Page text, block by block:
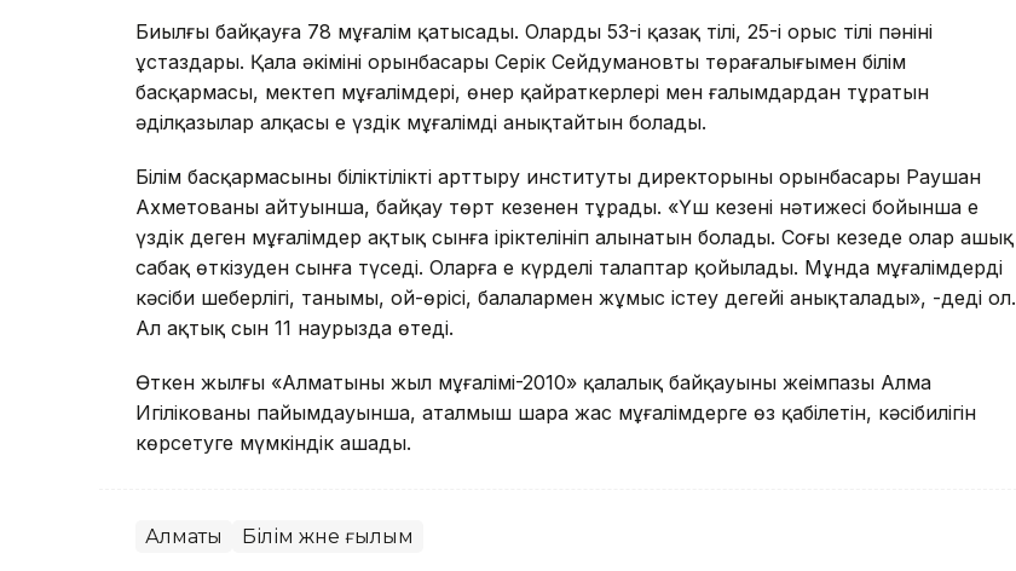
Биылғы байқауға 78 мұғалім қатысады. Олардың 53-і қазақ тілі, 25-і орыс тілі пәнінің
ұстаздары. Қала әкімінің орынбасары Серік Сейдумановтың төрағалығымен білім
басқармасы, мектеп мұғалімдері, өнер қайраткерлері мен ғалымдардан тұратын
әділқазылар алқасы ең үздік мұғалімді анықтайтын болады.
Білім басқармасының біліктілікті арттыру институты директорының орынбасары Раушан
Ахметованың айтуынша, байқау төрт кезеңнен тұрады. «Үш кезеңнің нәтижесі бойынша ең
үздік деген мұғалімдер ақтық сынға іріктелініп алынатын болады. Соңғы кезеңде олар ашық
сабақ өткізуден сынға түседі. Оларға ең күрделі талаптар қойылады. Мұнда мұғалімдердің
кәсіби шеберлігі, танымы, ой-өрісі, балалармен жұмыс істеу деңгейі анықталады», -деді ол.
Ал ақтық сын 11 наурызда өтеді.
Өткен жылғы «Алматының жыл мұғалімі-2010» қалалық байқауының жеңімпазы Алма
Игілікованың пайымдауынша, аталмыш шара жас мұғалімдерге өз қабілетін, кәсібилігін
көрсетуге мүмкіндік ашады.
Алматы Білім және ғылым